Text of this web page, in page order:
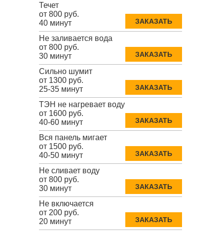
Течет
от 800 руб.
40 минут
ЗАКАЗАТЬ
Не заливается вода
от 800 руб.
30 минут
ЗАКАЗАТЬ
Сильно шумит
от 1300 руб.
25-35 минут
ЗАКАЗАТЬ
ТЭН не нагревает воду
от 1600 руб.
40-60 минут
ЗАКАЗАТЬ
Вся панель мигает
от 1500 руб.
40-50 минут
ЗАКАЗАТЬ
Не сливает воду
от 800 руб.
30 минут
ЗАКАЗАТЬ
Не включается
от 200 руб.
20 минут
ЗАКАЗАТЬ